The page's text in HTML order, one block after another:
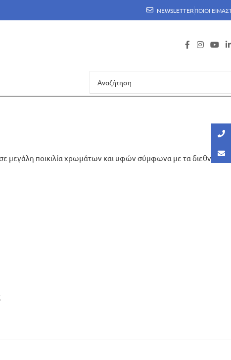
NEWSLETTERΠΟΙΟΙ
μεγάλη ποικιλία χρωμάτων και υφών σύμφωνα με τα διεθνή